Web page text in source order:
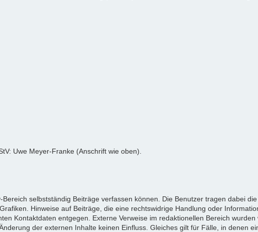
Uwe Meyer-Franke (Anschrift wie oben).
selbstständig Beiträge verfassen können. Die Benutzer tragen dabei
Hinweise auf Beiträge, die eine rechtswidrige Handlung oder
Kontaktdaten entgegen. Externe Verweise im redaktionellen Bereich
der externen Inhalte keinen Einfluss. Gleiches gilt für Fälle, in denen